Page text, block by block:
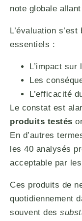
note globale
L’évaluation
essentiels :
L’impact sur
Les
L’efficacité
Le constat est
produits testés
En d’autres
les 40 analysés
acceptable par
Ces produits de
quotidiennement
souvent des